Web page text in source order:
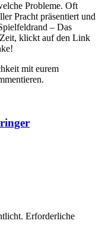
Probleme. Oft
Pracht präsentiert und
– Das
klickt auf den Link
mit eurem
Erforderliche